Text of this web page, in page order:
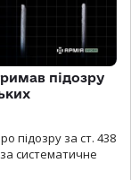
підозру
підозру за ст. 438
систематичне